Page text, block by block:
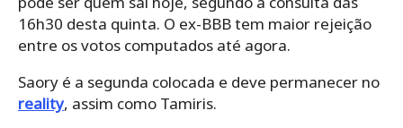
16h30 desta quinta. O ex-BBB tem maior rejeição
entre os votos computados até agora.
Saory é a segunda colocada e deve permanecer no
reality, assim como Tamiris.